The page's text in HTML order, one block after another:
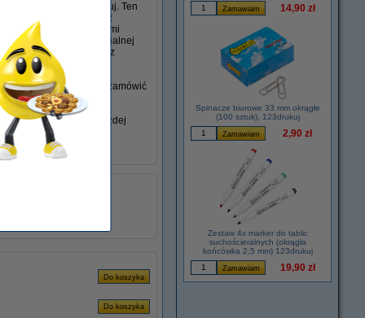
45 W w wersji 123drukuj. Ten
mm i jest kompatybilny z
sobie ze wszystkimi
jako zamiennik oryginalnej
niezawodność i wygodę z
nie posiadasz, możesz zamówić
swojego laptopa w każdej
14,90 zł
Spinacze biurowe 33 mm okrągłe
(100 sztuk), 123drukuj
2,90 zł
Zestaw 4x marker do tablic
suchościeralnych (okrągła
końcówka 2,5 mm) 123drukuj
19,90 zł